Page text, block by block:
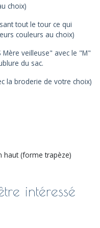
choix)
tout le tour ce qui
couleurs au choix)
Mère veilleuse" avec le "M"
du sac.
la broderie de votre choix)
haut (forme trapèze)
intéressé